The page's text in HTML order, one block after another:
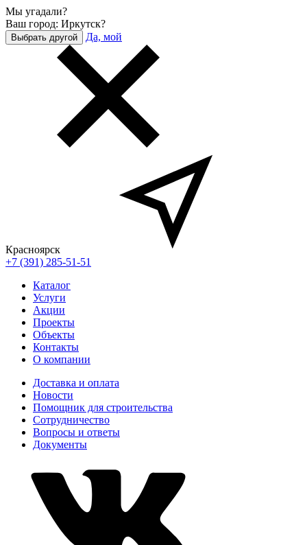
Мы угадали?
Ваш город: Иркутск?
Выбрать другой Да, мой
Красноярск
+7 (391) 285-51-51
Каталог
Услуги
Акции
Проекты
Объекты
Контакты
О компании
Доставка и оплата
Новости
Помощник для строительства
Сотрудничество
Вопросы и ответы
Документы